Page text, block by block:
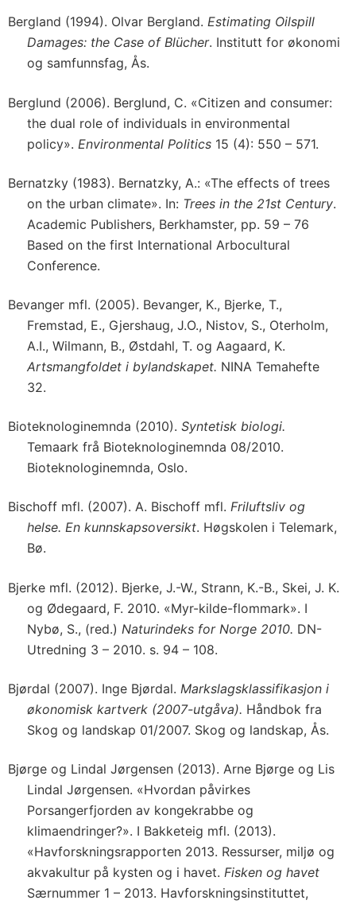
Bergland (1994). Olvar Bergland. Estimating Oilspill
Damages: the Case of Blücher. Institutt for økonomi
og samfunnsfag, Ås.
Berglund (2006). Berglund, C. «Citizen and consumer:
the dual role of individuals in environmental
policy». Environmental Politics 15 (4): 550 – 571.
Bernatzky (1983). Bernatzky, A.: «The effects of trees
on the urban climate». In: Trees in the 21st Century.
Academic Publishers, Berkhamster, pp. 59 – 76
Based on the first International Arbocultural
Conference.
Bevanger mfl. (2005). Bevanger, K., Bjerke, T.,
Fremstad, E., Gjershaug, J.O., Nistov, S., Oterholm,
A.I., Wilmann, B., Østdahl, T. og Aagaard, K.
Artsmangfoldet i bylandskapet. NINA Temahefte
32.
Bioteknologinemnda (2010). Syntetisk biologi.
Temaark frå Bioteknologinemnda 08/2010.
Bioteknologinemnda, Oslo.
Bischoff mfl. (2007). A. Bischoff mfl. Friluftsliv og
helse. En kunnskapsoversikt. Høgskolen i Telemark,
Bø.
Bjerke mfl. (2012). Bjerke, J.-W., Strann, K.-B., Skei, J. K.
og Ødegaard, F. 2010. «Myr-kilde-flommark». I
Nybø, S., (red.) Naturindeks for Norge 2010. DN-
Utredning 3 – 2010. s. 94 – 108.
Bjørdal (2007). Inge Bjørdal. Markslagsklassifikasjon i
økonomisk kartverk (2007-utgåva). Håndbok fra
Skog og landskap 01/2007. Skog og landskap, Ås.
Bjørge og Lindal Jørgensen (2013). Arne Bjørge og Lis
Lindal Jørgensen. «Hvordan påvirkes
Porsangerfjorden av kongekrabbe og
klimaendringer?». I Bakketeig mfl. (2013).
«Havforskningsrapporten 2013. Ressurser, miljø og
akvakultur på kysten og i havet. Fisken og havet
Særnummer 1 – 2013. Havforskningsinstituttet,